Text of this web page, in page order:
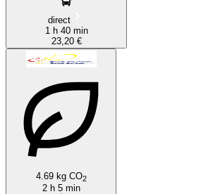
direct
1 h 40 min
23,20 €
4.69 kg CO2
2 h 5 min